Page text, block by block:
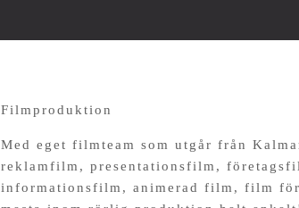
Filmproduktion
Med eget filmteam som utgår från
reklamfilm, presentationsfilm,
informationsfilm, animerad film, film